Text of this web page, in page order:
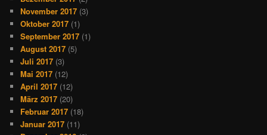
November 2017 (3)
Oktober 2017 (1)
September 2017 (1)
August 2017 (5)
Juli 2017 (3)
Mai 2017 (12)
April 2017 (12)
März 2017 (20)
Februar 2017 (18)
Januar 2017 (11)